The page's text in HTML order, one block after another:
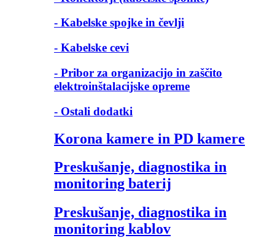
- Kabelske spojke in čevlji
- Kabelske cevi
- Pribor za organizacijo in zaščito
elektroinštalacijske opreme
- Ostali dodatki
Korona kamere in PD kamere
Preskušanje, diagnostika in
monitoring baterij
Preskušanje, diagnostika in
monitoring kablov